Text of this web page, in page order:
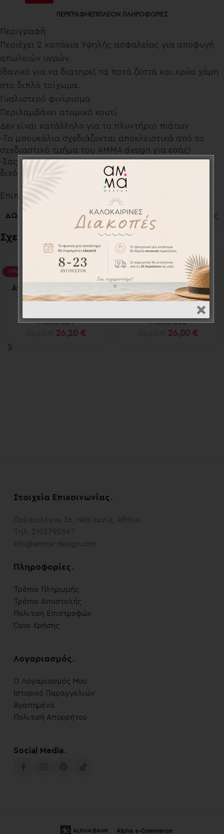
ΠΕΡΙΓΡΑΦΉ ΕΠΙΠΛΈΟΝ ΠΛΗΡΟΦΟΡΊΕΣ
Περιγραφή
Περιέχει 2 καπάκια Υψηλής ασφαλείας για αποφυγή
απωλειών υγρών.
Ιδανικό για να διατηρεί τα ποτά ζεστά και κρύα χάρη
στο διπλό τοίχωμα.
Γυαλιστερό φινίρισμα
Περιλαμβάνει ατομικό κουτί
Δεν είναι κατάλληλο για το πλυντήριο πιάτων
-Τα μπουκάλια σχεδιάζονται αποκλειστικά από το
σχεδιαστικό τμήμα του AMMA design για εσάς!
-Σας παρέχουμε την δυνατότητα να εκτυπώσουμε το
δικό σας σχέδιο κατόπιν συνεννόησης.
Επιπλέον πληροφορίες
ΔΩΡΑ ΓΙΑ Για το παιδί, Για τους φίλους
Σχετικά προϊόντα
-19%
Αναμνηστικές κάρτες
12τεμ. – Milestones
MIL001029
26,20 €
Αναμνηστικές κάρτες
12τεμ. – Milestones
MIL001022
26,00 €
Στοιχεία Επικοινωνίας .
Παλαιολόγου 36, Νέα Ιωνία, Αθήνα
Τηλ. 2102790597
info@amma-design.com
Πληροφορίες .
Τρόποι Πληρωμής
Τρόποι Αποστολής
Πολιτική Επιστροφών
Όροι Χρήσης
Λογαριασμός .
Ο Λογαριασμός Μου
Ιστορικό Παραγγελιών
Αγαπημένα
Πολιτική Απορρήτου
Social Media .